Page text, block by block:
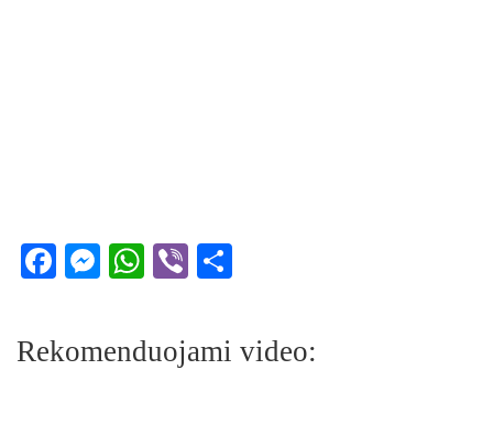
Facebook
Messenger
WhatsApp
Viber
Rekomenduojami video: